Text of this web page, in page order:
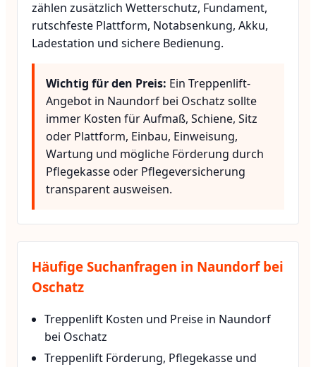
zählen zusätzlich Wetterschutz, Fundament,
rutschfeste Plattform, Notabsenkung, Akku,
Ladestation und sichere Bedienung.
Wichtig für den Preis: Ein Treppenlift-
Angebot in Naundorf bei Oschatz sollte
immer Kosten für Aufmaß, Schiene, Sitz
oder Plattform, Einbau, Einweisung,
Wartung und mögliche Förderung durch
Pflegekasse oder Pflegeversicherung
transparent ausweisen.
Häufige Suchanfragen in Naundorf bei
Oschatz
Treppenlift Kosten und Preise in Naundorf
bei Oschatz
Treppenlift Förderung, Pflegekasse und